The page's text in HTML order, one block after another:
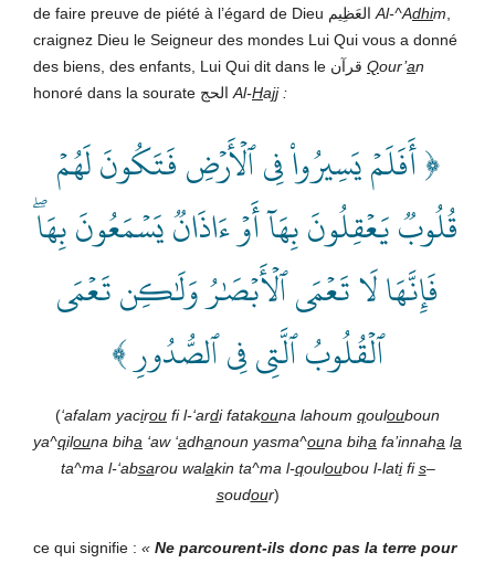
Al-^Adhim
craignez Dieu le Seigneur des mondes Lui Qui vous a donné
des biens, des enfants, Lui Qui dit dans le قرآن Qour’an
Al-Hajj:
﴿ أَفَلَمۡ يَسِيرُواْ فِي ٱلۡأَرۡضِ فَتَكُونَ لَهُمۡ
قُلُوبٞ يَعۡقِلُونَ بِهَآ أَوۡ ءَاذَانٞ يَسۡمَعُونَ بِهَاۖ
فَإِنَّهَا لَا تَعۡمَى ٱلۡأَبۡصَٰرُ وَلَٰكِن تَعۡمَى
ٱلۡقُلُوبُ ٱلَّتِي فِي ٱلصُّدُورِ ﴾
(‘afalam yacirou fi l-‘ardi fatakouna lahoum qoulouboun
ya^qilouna biha ‘aw ‘adhanoun yasma^ouna biha fa’innaha la
ta^ma l-‘absarou walakin ta^ma l-qouloubou l-latifis–
soudour)
ce qui signifie : « Ne parcourent-ils donc pas la terre pour